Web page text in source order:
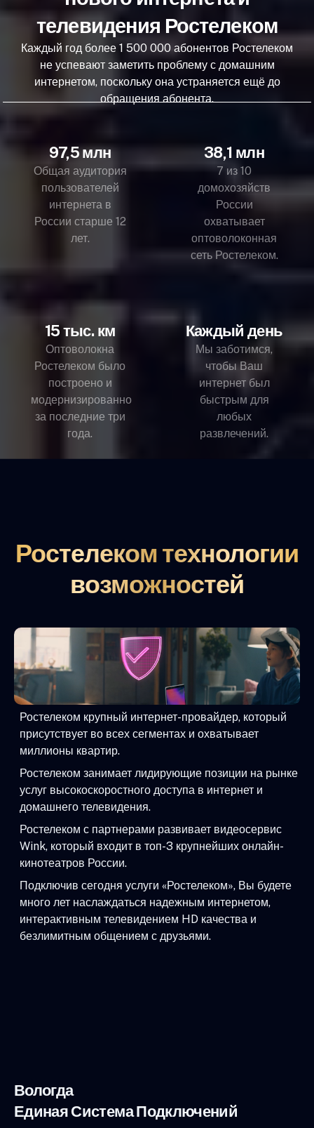
телевидения Ростелеком
Каждый год более 1 500 000 абонентов Ростелеком
не успевают заметить проблему с домашним
интернетом, поскольку она устраняется ещё до
обращения абонента.
97,5 млн
Общая аудитория
пользователей
интернета в
России старше 12
лет.
38,1 млн
7 из 10
домохозяйств
России
охватывает
оптоволоконная
сеть Ростелеком.
15 тыс. км
Оптоволокна
Ростелеком было
построено и
модернизированно
за последние три
года.
Каждый день
Мы заботимся,
чтобы Ваш
интернет был
быстрым для
любых
развлечений.
Ростелеком технологии
возможностей
Ростелеком крупный интернет-провайдер, который
присутствует во всех сегментах и охватывает
миллионы квартир.
Ростелеком занимает лидирующие позиции на рынке
услуг высокоскоростного доступа в интернет и
домашнего телевидения.
Ростелеком с партнерами развивает видеосервис
Wink, который входит в топ-3 крупнейших онлайн-
кинотеатров России.
Подключив сегодня услуги «Ростелеком», Вы будете
много лет наслаждаться надежным интернетом,
интерактивным телевидением HD качества и
безлимитным общением с друзьями.
Вологда
Единая Система Подключений